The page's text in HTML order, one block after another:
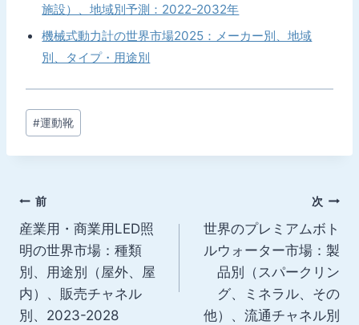
施設）、地域別予測：2022-2032年
機械式動力計の世界市場2025：メーカー別、地域
別、タイプ・用途別
投
稿
タ
#運動靴
投
稿
ナ
ビ
前
産業用・商業用LED照
明の世界市場：種類
別、用途別（屋外、屋
内）、販売チャネル
別、2023-2028
次
世界のプレミアムボト
ルウォーター市場：製
品別（スパークリン
グ、ミネラル、その
他）、流通チャネル別